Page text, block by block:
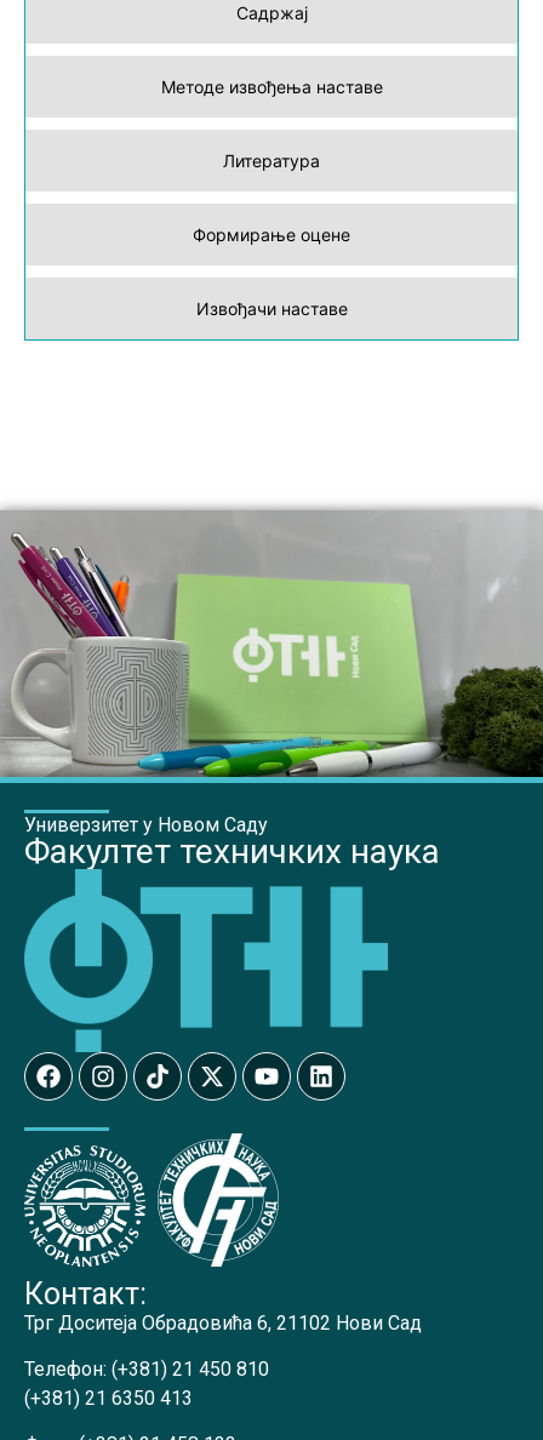
Садржај
Методе извођења наставе
Литература
Формирање оцене
Извођачи наставе
Универзитет у Новом Саду
Факултет техничких наука
Контакт:
Трг Доситеја Обрадовића 6, 21102 Нови Сад
Телефон: (+381) 21 450 810
(+381) 21 6350 413